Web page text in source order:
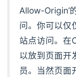
Allow-Origin’
问。你可以仅
站点访问。在
以放到页面开
员。当然页面